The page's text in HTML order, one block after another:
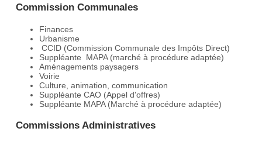
Commission Communales
Finances
Urbanisme
CCID (Commission Communale des Impôts Direct)
Suppléante MAPA (marché à procédure adaptée)
Aménagements paysagers
Voirie
Culture, animation, communication
Suppléante CAO (Appel d'offres)
Suppléante MAPA (Marché à procédure adaptée)
Commissions Administratives